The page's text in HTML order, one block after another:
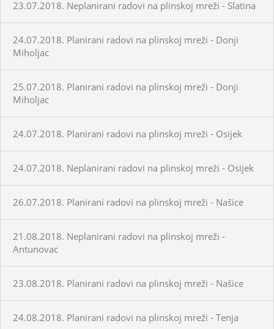
23.07.2018. Neplanirani radovi na plinskoj mreži - Slatina
24.07.2018. Planirani radovi na plinskoj mreži - Donji
Miholjac
25.07.2018. Planirani radovi na plinskoj mreži - Donji
Miholjac
24.07.2018. Planirani radovi na plinskoj mreži - Osijek
24.07.2018. Neplanirani radovi na plinskoj mreži - Osijek
26.07.2018. Planirani radovi na plinskoj mreži - Našice
21.08.2018. Neplanirani radovi na plinskoj mreži -
Antunovac
23.08.2018. Planirani radovi na plinskoj mreži - Našice
24.08.2018. Planirani radovi na plinskoj mreži - Tenja